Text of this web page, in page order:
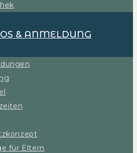
& ANMELDUNG
für Eltern